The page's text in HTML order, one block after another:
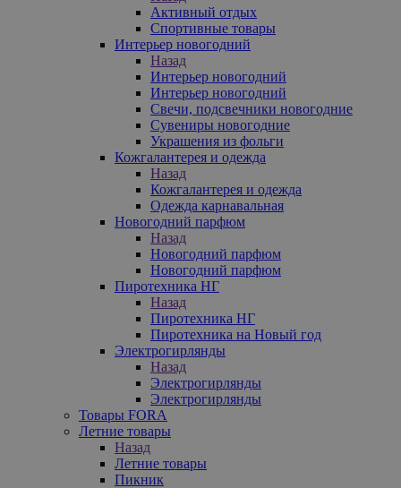
Активный отдых
Спортивные товары
Интерьер новогодний
Назад
Интерьер новогодний
Интерьер новогодний
Свечи, подсвечники новогодние
Сувениры новогодние
Украшения из фольги
Кожгалантерея и одежда
Назад
Кожгалантерея и одежда
Одежда карнавальная
Новогодний парфюм
Назад
Новогодний парфюм
Новогодний парфюм
Пиротехника НГ
Назад
Пиротехника НГ
Пиротехника на Новый год
Электрогирлянды
Назад
Электрогирлянды
Электрогирлянды
Товары FORA
Летние товары
Назад
Летние товары
Пикник